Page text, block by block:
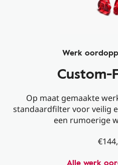
Werk
Op maat gemaakte
standaardfilter voor veilig
een rumoerige
Alle werk